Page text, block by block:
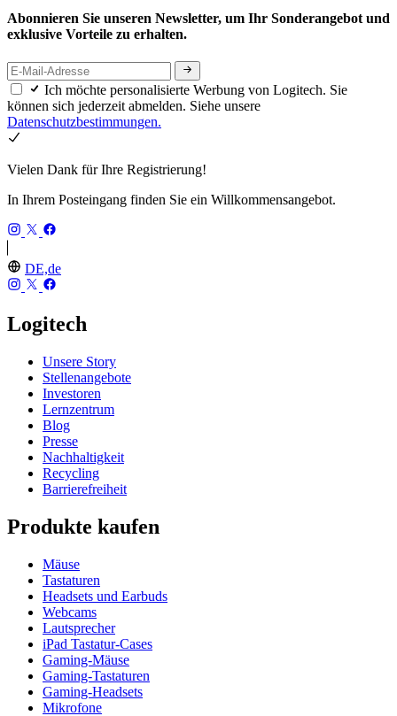
Abonnieren Sie unseren Newsletter, um Ihr Sonderangebot und
exklusive Vorteile zu erhalten.
Ich möchte personalisierte Werbung von Logitech. Sie
können sich jederzeit abmelden. Siehe unsere
Datenschutzbestimmungen.
Vielen Dank für Ihre Registrierung!
In Ihrem Posteingang finden Sie ein Willkommensangebot.
DE,de
Logitech
Unsere Story
Stellenangebote
Investoren
Lernzentrum
Blog
Presse
Nachhaltigkeit
Recycling
Barrierefreiheit
Produkte kaufen
Mäuse
Tastaturen
Headsets und Earbuds
Webcams
Lautsprecher
iPad Tastatur-Cases
Gaming-Mäuse
Gaming-Tastaturen
Gaming-Headsets
Mikrofone